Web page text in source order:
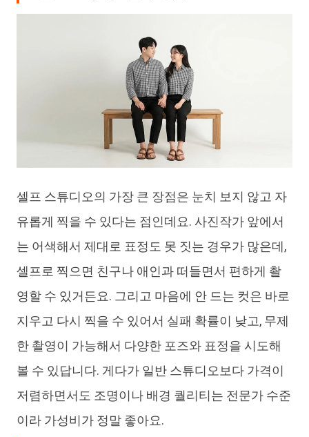
셀프 스튜디오의 가장 큰 장점은 눈치 보지 않고 자
유롭게 찍을 수 있다는 점인데요. 사진작가 앞에서
는 어색해서 제대로 표정도 못 짓는 경우가 많은데,
셀프로 찍으면 친구나 애인과 떠들면서 편하게 촬
영할 수 있거든요. 그리고 마음에 안 드는 컷은 바로
지우고 다시 찍을 수 있어서 실패 확률이 낮고, 무제
한 촬영이 가능해서 다양한 포즈와 표정을 시도해
볼 수 있답니다. 게다가 일반 스튜디오보다 가격이
저렴하면서도 조명이나 배경 퀄리티는 전문가 수준
이라 가성비가 정말 좋아요.